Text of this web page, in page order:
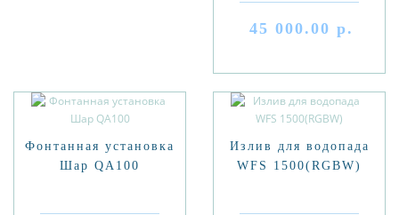
45 000.00 р.
Фонтанная установка
Шар QA100
Излив для водопада
WFS 1500(RGBW)